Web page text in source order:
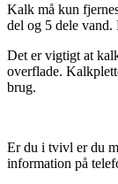
Kalk må kun
del og 5 dele
Det er vigtigt at
overflade.
brug.
Er du i tvivl er du
information på